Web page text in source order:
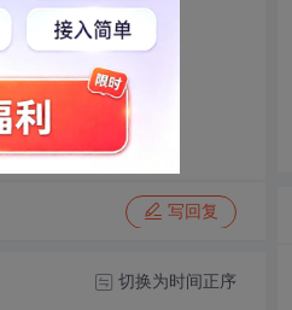
写回复
切换为时间正序